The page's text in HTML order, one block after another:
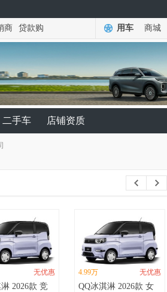
商 贷款购 用车 商城
二手车 店铺资质
无优惠
2026款 竞
4.99万 无优惠
QQ冰淇淋 2026款 女